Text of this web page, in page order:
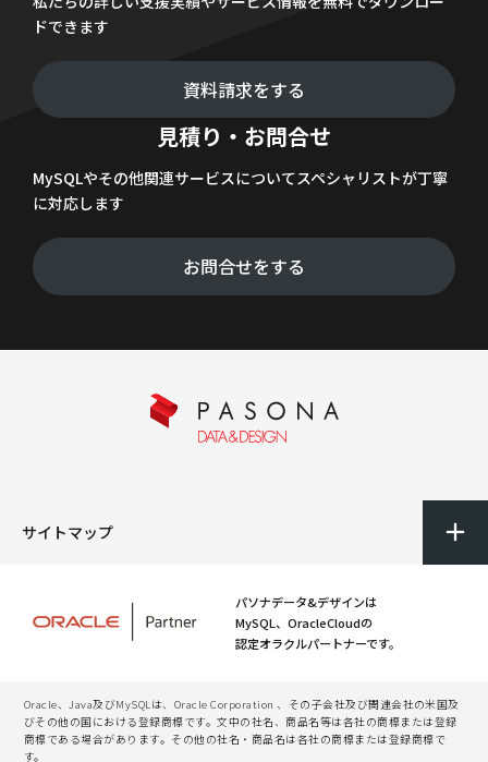
ドできます
資料請求をする
見積り・お問合せ
MySQLやその他関連サービスについてスペシャリストが丁寧
に対応します
お問合せをする
サイトマップ
パソナデータ&デザインは
MySQL、OracleCloudの
認定オラクルパートナーです。
Oracle、Java及びMySQLは、Oracle Corporation 、その子会社及び関連会社の米国及
びその他の国における登録商標です。文中の社名、商品名等は各社の商標または登録
商標である場合があります。その他の社名・商品名は各社の商標または登録商標で
す。